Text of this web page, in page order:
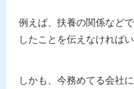
例えば、扶養の関係など
したことを伝えなければい
しかも、今務めてる会社